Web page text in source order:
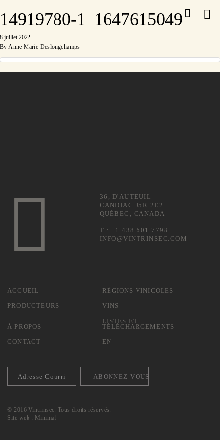
14919780-1_1647615049
8 juillet 2022
ByAnne Marie Deslongchamps
36, D'AUTEUIL
CANDIAC J5R 2E2
QUÉBEC, CANADA
T : +1 438 501 7798
INFO@VINTRINSEC.COM
ACCUEIL RÉGIONS VINICOLES
PRODUCTEURS VINS
À PROPOS
LISTES ET
TÉLÉCHARGEMENTS
CONTACT EN
© 2016 Vintrinsec. Tous droits réservés.
Site web : Minimal